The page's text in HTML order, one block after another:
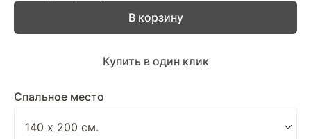
Спальное место
В корзину
Купить в один клик